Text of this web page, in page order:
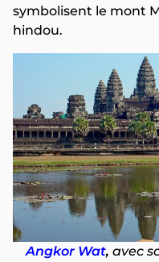
symbolisent le mont
hindou.
Angkor Wat, avec